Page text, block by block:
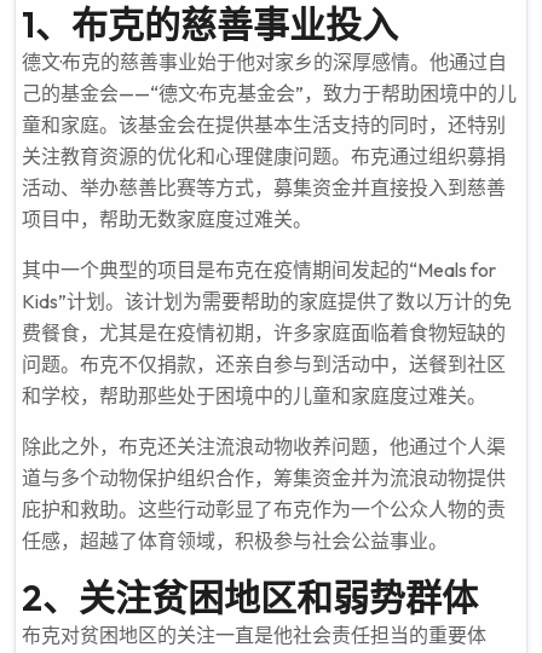
1、布克的慈善事业投入
德文·布克的慈善事业始于他对家乡的深厚感情。他通过自
己的基金会——“德文·布克基金会”，致力于帮助困境中的儿
童和家庭。该基金会在提供基本生活支持的同时，还特别
关注教育资源的优化和心理健康问题。布克通过组织募捐
活动、举办慈善比赛等方式，募集资金并直接投入到慈善
项目中，帮助无数家庭度过难关。
其中一个典型的项目是布克在疫情期间发起的“Meals for
Kids”计划。该计划为需要帮助的家庭提供了数以万计的免
费餐食，尤其是在疫情初期，许多家庭面临着食物短缺的
问题。布克不仅捐款，还亲自参与到活动中，送餐到社区
和学校，帮助那些处于困境中的儿童和家庭度过难关。
除此之外，布克还关注流浪动物收养问题，他通过个人渠
道与多个动物保护组织合作，筹集资金并为流浪动物提供
庇护和救助。这些行动彰显了布克作为一个公众人物的责
任感，超越了体育领域，积极参与社会公益事业。
2、关注贫困地区和弱势群体
布克对贫困地区的关注一直是他社会责任担当的重要体